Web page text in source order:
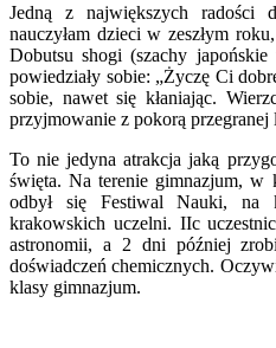
Jedną z największych radości
nauczyłam dzieci w zeszłym
Dobutsu shogi (szachy
powiedziały sobie: „Życzę Ci
sobie, nawet się kłaniając.
przyjmowanie z pokorą przegranej
To nie jedyna atrakcja jaką
święta. Na terenie gimnazjum,
odbył się Festiwal Nauki, na
krakowskich uczelni. IIc
astronomii, a 2 dni później
doświadczeń chemicznych.
klasy gimnazjum.